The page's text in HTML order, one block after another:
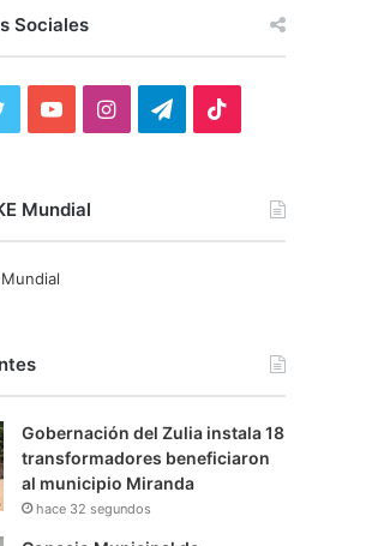
Sociales
i
r
Y
u
e
I
r
a
m
T
a
m
Mundial
Gobernación del Zulia instala 18
transformadores beneficiaron
al municipio Miranda
hace 32 segundos